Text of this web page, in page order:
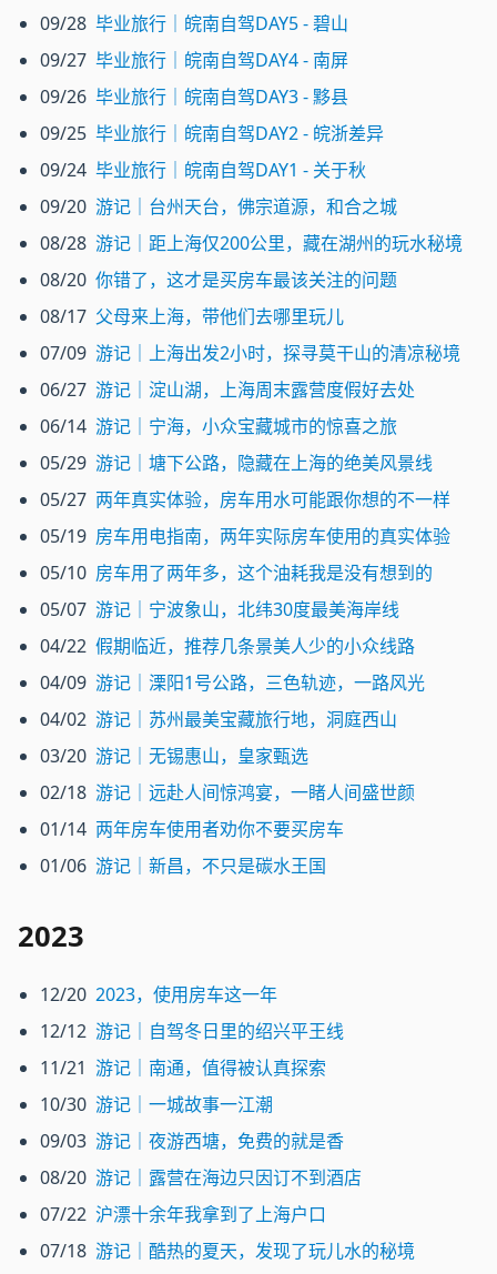
09/28 毕业旅行｜皖南自驾DAY5 - 碧山
09/27 毕业旅行｜皖南自驾DAY4 - 南屏
09/26 毕业旅行｜皖南自驾DAY3 - 黟县
09/25 毕业旅行｜皖南自驾DAY2 - 皖浙差异
09/24 毕业旅行｜皖南自驾DAY1 - 关于秋
09/20 游记｜台州天台，佛宗道源，和合之城
08/28 游记｜距上海仅200公里，藏在湖州的玩水秘境
08/20 你错了，这才是买房车最该关注的问题
08/17 父母来上海，带他们去哪里玩儿
07/09 游记｜上海出发2小时，探寻莫干山的清凉秘境
06/27 游记｜淀山湖，上海周末露营度假好去处
06/14 游记｜宁海，小众宝藏城市的惊喜之旅
05/29 游记｜塘下公路，隐藏在上海的绝美风景线
05/27 两年真实体验，房车用水可能跟你想的不一样
05/19 房车用电指南，两年实际房车使用的真实体验
05/10 房车用了两年多，这个油耗我是没有想到的
05/07 游记｜宁波象山，北纬30度最美海岸线
04/22 假期临近，推荐几条景美人少的小众线路
04/09 游记｜溧阳1号公路，三色轨迹，一路风光
04/02 游记｜苏州最美宝藏旅行地，洞庭西山
03/20 游记｜无锡惠山，皇家甄选
02/18 游记｜远赴人间惊鸿宴，一睹人间盛世颜
01/14 两年房车使用者劝你不要买房车
01/06 游记｜新昌，不只是碳水王国
2023
12/20 2023，使用房车这一年
12/12 游记｜自驾冬日里的绍兴平王线
11/21 游记｜南通，值得被认真探索
10/30 游记｜一城故事一江潮
09/03 游记｜夜游西塘，免费的就是香
08/20 游记｜露营在海边只因订不到酒店
07/22 沪漂十余年我拿到了上海户口
07/18 游记｜酷热的夏天，发现了玩儿水的秘境